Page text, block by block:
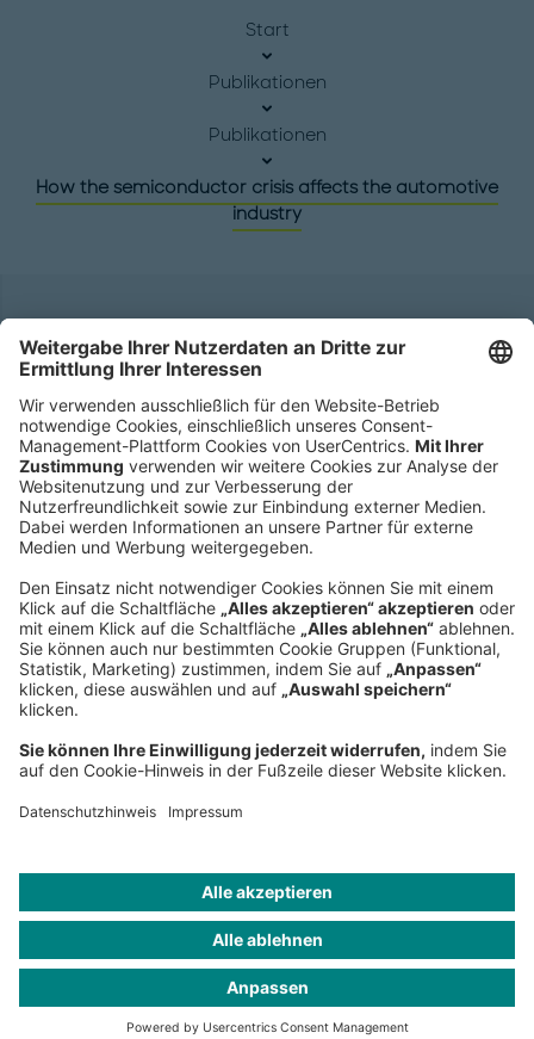
Start
Publikationen
Publikationen
How the semiconductor crisis affects the automotive
industry
Hauptsitz
Roland Berger GmbH
Sederanger 1
80538 München
Deutschland
Telefon:
+49 89 9230-0
Fax:
+49 89 9230-8202
NEWSROOM
IMPRESSUM
HILFE
DATENSCHUTZ
KONTAKT
IMAGE CREDITS
Petmal; Pobytov/Getty Images; nadla/Getty Images